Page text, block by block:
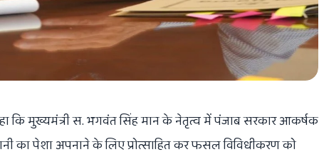
कि मुख्यमंत्री स. भगवंत सिंह मान के नेतृत्व में पंजाब सरकार आकर्षक
का पेशा अपनाने के लिए प्रोत्साहित कर फसल विविधीकरण को